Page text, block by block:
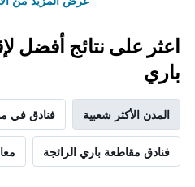
اعثر على نتائج أفضل
باري
المدن الأكثر شعبية فنادق في
فنادق مقاطعة باري الرائجة